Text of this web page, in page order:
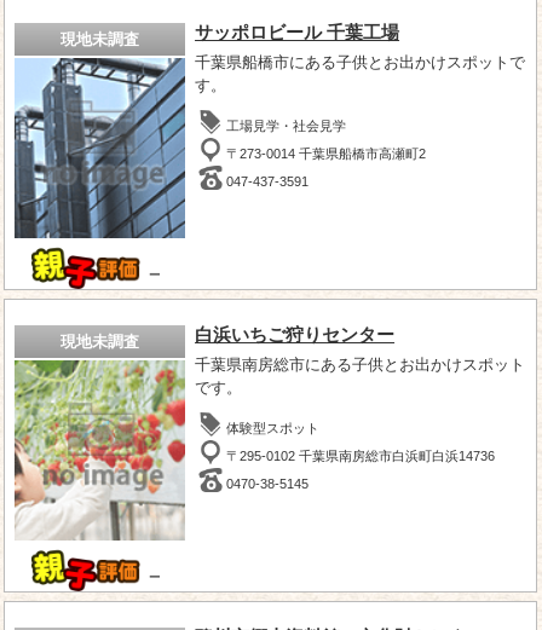
現地未調査
－
サッポロビール 千葉工場
千葉県船橋市にある子供とお出かけスポットで
す。
工場見学・社会見学
〒273-0014 千葉県船橋市高瀬町2
047-437-3591
現地未調査
－
白浜いちご狩りセンター
千葉県南房総市にある子供とお出かけスポット
です。
体験型スポット
〒295-0102 千葉県南房総市白浜町白浜14736
0470-38-5145